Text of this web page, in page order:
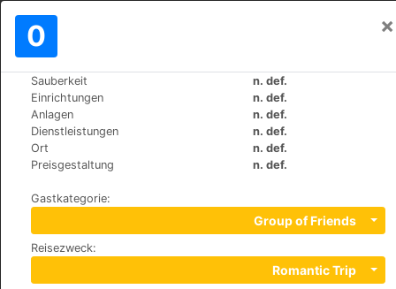
0 ×
Sauberkeit
n. def.
Einrichtungen
n. def.
Anlagen
n. def.
Dienstleistungen
n. def.
Ort
n. def.
Preisgestaltung
n. def.
Gastkategorie:
Group of Friends
Reisezweck:
Romantic Trip
Weltweit>Spain
Hotel y Apartamentos Roc El Pinar
+34 971213090